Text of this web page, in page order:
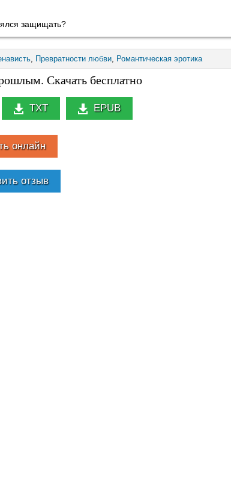
защищать?
Превратности любви Романтическая эротика
Скачать бесплатно
TXT EPUB
онлайн
отзыв